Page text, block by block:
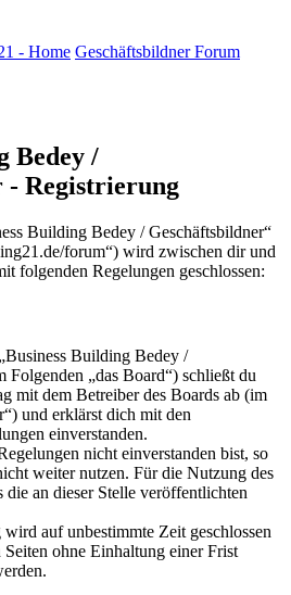
- Home Geschäftsbildner Forum
Bedey /
- Registrierung
Building Bedey / Geschäftsbildner“
forum“) wird zwischen dir und
folgenden Regelungen geschlossen:
Building Bedey /
Folgenden „das Board“) schließt du
mit dem Betreiber des Boards ab (im
und erklärst dich mit den
einverstanden.
nicht einverstanden bist, so
weiter nutzen. Für die Nutzung des
die an dieser Stelle veröffentlichten
auf unbestimmte Zeit geschlossen
ohne Einhaltung einer Frist